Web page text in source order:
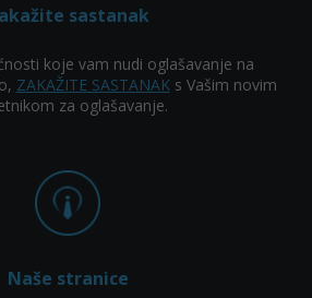
sastanak
koje vam nudi oglašavanje na
ZAKAŽITE SASTANAKs Vašim novim
za oglašavanje.
Naše stranice